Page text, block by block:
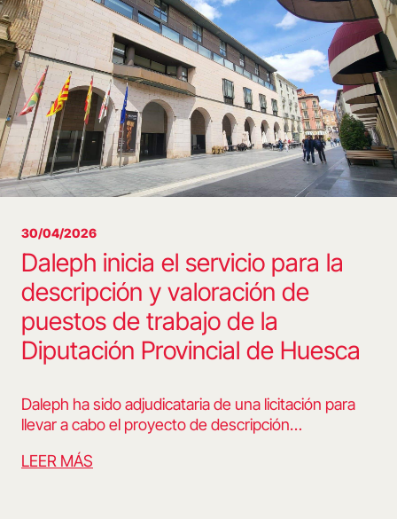
30/04/2026
Daleph inicia el servicio para la
descripción y valoración de
puestos de trabajo de la
Diputación Provincial de Huesca
Daleph ha sido adjudicataria de una licitación para
llevar a cabo el proyecto de descripción…
LEER MÁS